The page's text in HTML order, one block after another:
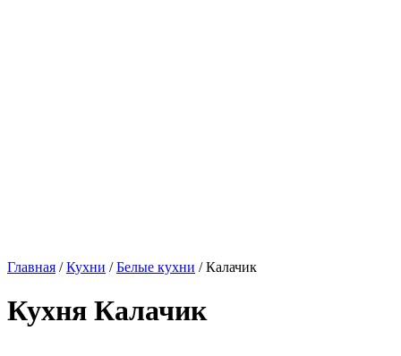
Главная /Кухни /Белые кухни / Калачик
Кухня Калачик